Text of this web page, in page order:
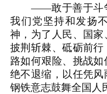
——敢于善于斗争
我们党坚持和发扬
神，为了人民、国家
披荆斩棘、砥砺前
路如何艰险、挑战如
绝不退缩，以任凭
钢铁意志鼓舞全国人